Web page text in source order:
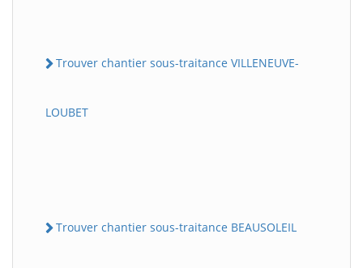
Trouver chantier sous-traitance VILLENEUVE-
LOUBET
Trouver chantier sous-traitance BEAUSOLEIL